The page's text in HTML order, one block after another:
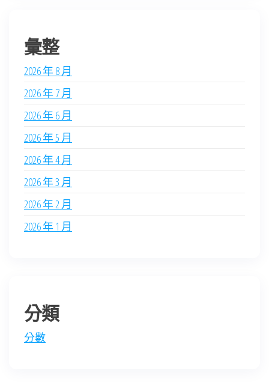
彙整
2026 年 8 月
2026 年 7 月
2026 年 6 月
2026 年 5 月
2026 年 4 月
2026 年 3 月
2026 年 2 月
2026 年 1 月
分類
分數